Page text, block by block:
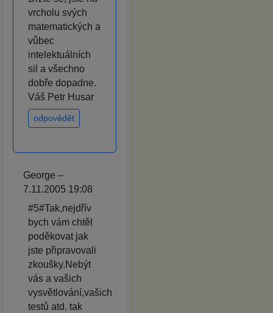
vrcholu svých
matematických a
vůbec
intelektuálních
sil a všechno
dobře dopadne.
Váš Petr Husar
odpovědět
George –
7.11.2005 19:08
#5#Tak,nejdřív
bych vám chtěl
poděkovat jak
jste připravovali
zkoušky.Nebýt
vás a vašich
vysvětlování,vašich
testů atd. tak